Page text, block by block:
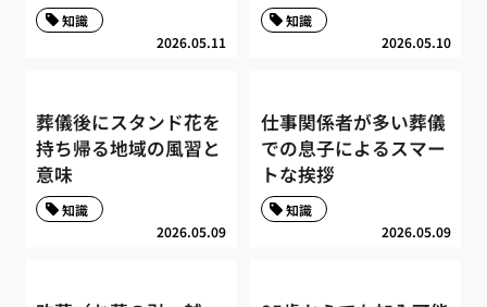
2026.05.11
知識
2026.05.10
知識
葬儀後にスタンド花を
持ち帰る地域の風習と
意味
2026.05.09
知識
仕事関係者が多い葬儀
での息子によるスマー
トな挨拶
2026.05.09
知識